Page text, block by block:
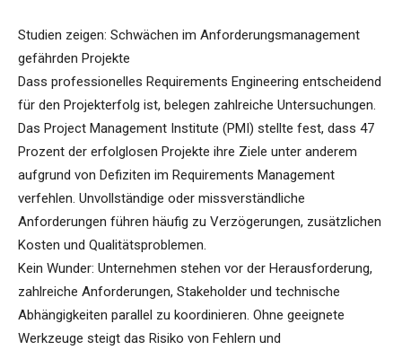
Studien zeigen: Schwächen im Anforderungsmanagement
gefährden Projekte
Dass professionelles Requirements Engineering entscheidend
für den Projekterfolg ist, belegen zahlreiche Untersuchungen.
Das Project Management Institute (PMI) stellte fest, dass 47
Prozent der erfolglosen Projekte ihre Ziele unter anderem
aufgrund von Defiziten im Requirements Management
verfehlen. Unvollständige oder missverständliche
Anforderungen führen häufig zu Verzögerungen, zusätzlichen
Kosten und Qualitätsproblemen.
Kein Wunder: Unternehmen stehen vor der Herausforderung,
zahlreiche Anforderungen, Stakeholder und technische
Abhängigkeiten parallel zu koordinieren. Ohne geeignete
Werkzeuge steigt das Risiko von Fehlern und